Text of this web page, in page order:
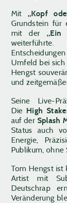
Mit„Kopf
Grundstein für
mit der „Ein
Umfeld bei
Hengst
und
Seine Live-
Die High
auf der Splash
Status auch
Energie,
Publikum, ohne
Tom Hengst ist
Artist mit
Deutschrap
Veränderung